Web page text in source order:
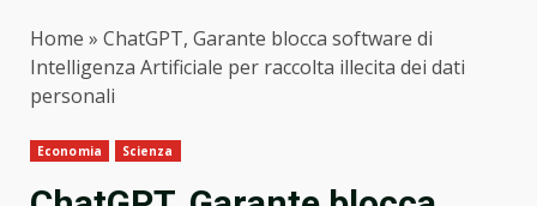
Home » ChatGPT, Garante blocca software di
Intelligenza Artificiale per raccolta illecita dei dati
personali
Economia Scienza